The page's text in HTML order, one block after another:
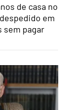
de casa no
em
sem pagar